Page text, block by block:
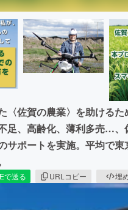
〈佐賀の農業〉を助ける
足、高齢化、薄利多売…、
サポートを実施。平均で
で送る URLコピー 埋